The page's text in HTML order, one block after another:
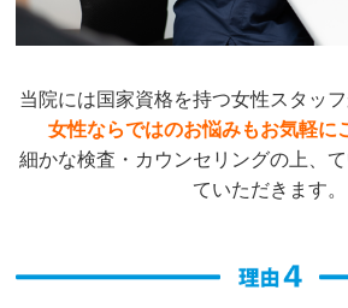
当院には国家資格を持つ女性スタッフ
女性ならではのお悩みもお気軽に
細かな検査・カウンセリングの上、
ていただきます。